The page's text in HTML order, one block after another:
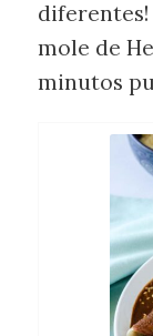
diferentes!
mole de
minutos